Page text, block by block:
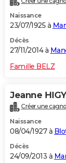
Naissance
23/07/1925 à
Décès
27/11/2014 à
Famille BELZ
Jeanne
Créer une
Naissance
08/04/1927 à
Décès
24/09/2013 à